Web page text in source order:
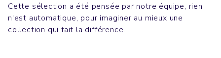
Cette sélection a été pensée par notre équipe, rien
n'est automatique, pour imaginer au mieux une
collection qui fait la différence.
T-shirts
SPORTY